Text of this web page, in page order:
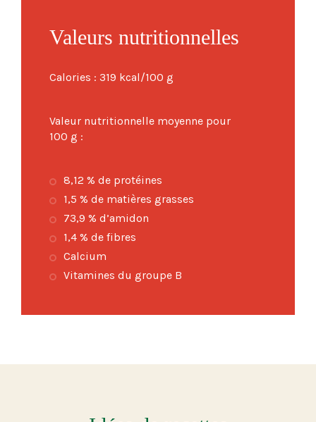
Valeurs nutritionnelles
Calories : 319 kcal/100 g
Valeur nutritionnelle moyenne pour
100 g :
8,12 % de protéines
1,5 % de matières grasses
73,9 % d’amidon
1,4 % de fibres
Calcium
Vitamines du groupe B